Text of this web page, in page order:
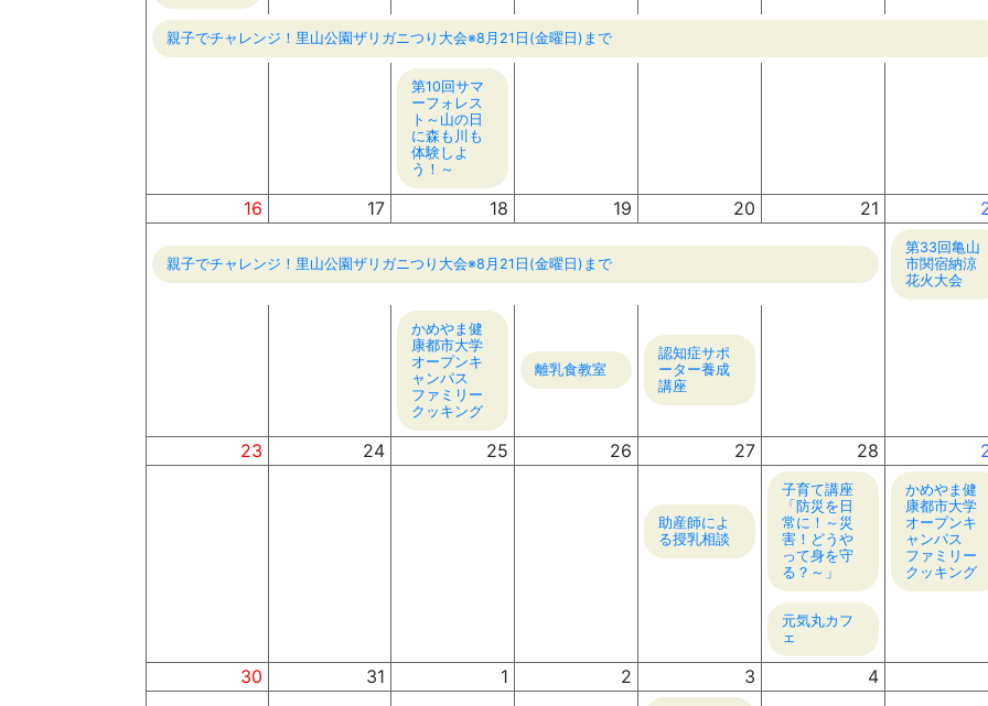
親子でチャレンジ！里山公園ザリガニつり大会※8月21日(金曜日)まで
第10回サマ
ーフォレス
ト～山の日
に森も川も
体験しよ
う！～
16 17 18 19 20 21
親子でチャレンジ！里山公園ザリガニつり大会※8月21日(金曜日)まで
第33回亀山
市関宿納涼
花火大会
かめやま健
康都市大学
オープンキ
ャンパス
ファミリー
クッキング
離乳食教室
認知症サポ
ーター養成
講座
23 24 25 26 27 28
助産師によ
る授乳相談
子育て講座
「防災を日
常に！～災
害！どうや
って身を守
る？～」
かめやま健
康都市大学
オープンキ
ャンパス
ファミリー
クッキング
元気丸カフ
ェ
30 31 1 2 3 4